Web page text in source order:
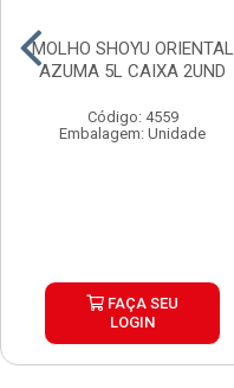
MOLHO SHOYU ORIENTAL
AZUMA 5L CAIXA 2UND
Código: 4559
Embalagem: Unidade
FAÇA SEU
LOGIN